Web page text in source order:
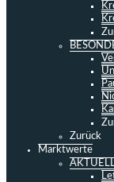
Zurück
Marktwerte